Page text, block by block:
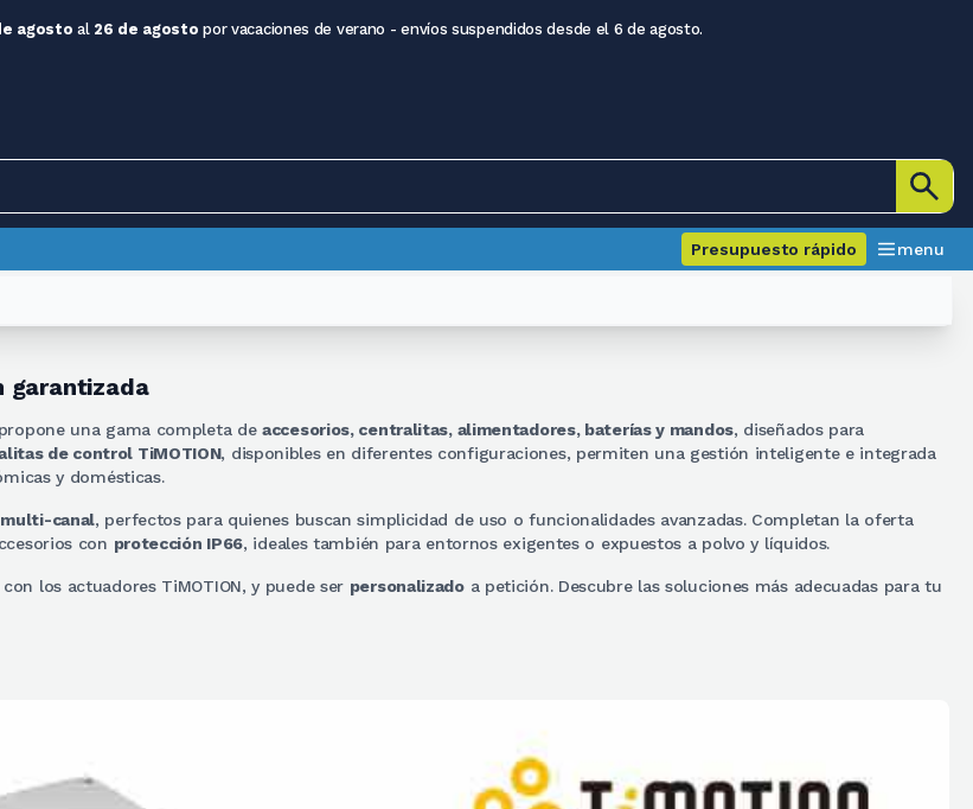
agosto al 26 de agosto por vacaciones de verano - envíos suspendidos desde el 6 de agosto.
Presupuesto rápido menu
garantizada
propone una gama completa deaccesorios, centralitas, alimentadores, baterías y mandos, diseñados para
de control TiMOTION, disponibles en diferentes configuraciones, permiten una gestión inteligente e integrada
y domésticas.
canal, perfectos para quienes buscan simplicidad de uso o funcionalidades avanzadas. Completan la oferta
con protección IP66, ideales también para entornos exigentes o expuestos a polvo y líquidos.
los actuadores TiMOTION, y puede ser personalizadoa petición. Descubre las soluciones más adecuadas para tu